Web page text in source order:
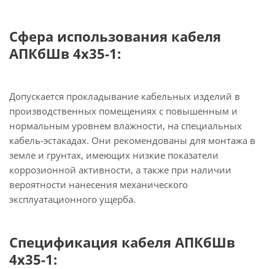
Сфера использования кабеля
АПКбШв 4х35-1:
Допускается прокладывание кабельных изделий в
производственных помещениях с повышенным и
нормальным уровнем влажности, на специальных
кабель-эстакадах. Они рекомендованы для монтажа в
земле и грунтах, имеющих низкие показатели
коррозионной активности, а также при наличии
вероятности нанесения механического
эксплуатационного ущерба.
Спецификация кабеля АПКбШв
4х35-1: